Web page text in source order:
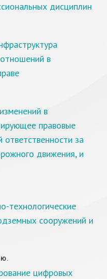
дисциплин
в
в
правовые
за
движения, и
технологические
сооружений и
Ю.
цифровых